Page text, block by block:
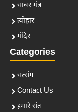
साबर मंत्र
त्योहार
मंदिर
Categories
सत्संग
Contact Us
हमारे संत